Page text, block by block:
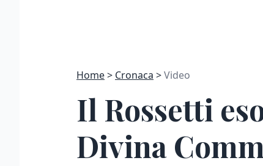
Home Cronaca Video
Il Rossetti
Divina